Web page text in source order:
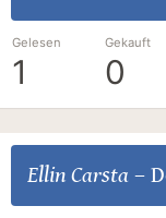
Gelesen
1
Gekauft
0
Ellin Carsta –